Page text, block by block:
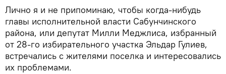
Лично я и не припоминаю, чтобы когда-нибудь
главы исполнительной власти Сабунчинского
района, или депутат Милли Меджлиса, избранный
от 28-го избирательного участка Эльдар Гулиев,
встречались с жителями поселка и интересовались
их проблемами.